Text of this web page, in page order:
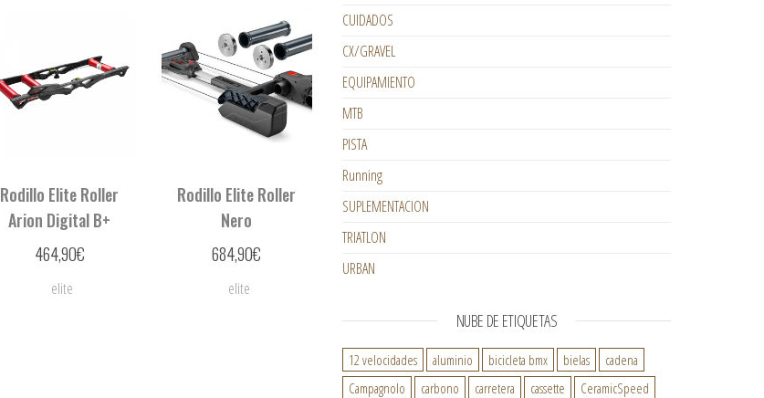
Rodillo Elite Roller
Arion Digital B+
464,90€
elite
Rodillo Elite Roller
Nero
684,90€
elite
CUIDADOS
CX/GRAVEL
EQUIPAMIENTO
MTB
PISTA
Running
SUPLEMENTACION
TRIATLON
URBAN
NUBE DE ETIQUETAS
12 velocidades aluminio bicicleta bmx bielas
cadena
Campagnolo
carbono carretera cassette
CeramicSpeed